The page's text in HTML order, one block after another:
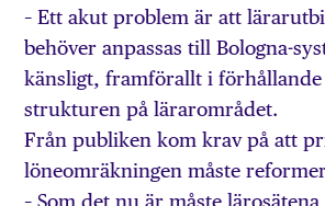
– Ett akut problem är att
behöver anpassas till Bologna-
känsligt, framförallt i
strukturen på lärarområdet.
Från publiken kom krav på att
löneomräkningen måste
– Som det nu är måste